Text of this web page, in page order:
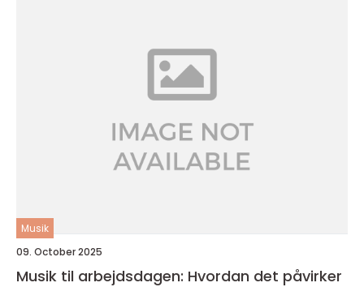
Musik
09. October 2025
Musik til arbejdsdagen: Hvordan det påvirker